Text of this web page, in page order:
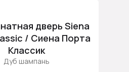
дверь Siena
/ Сиена Порта
Классик
Дуб шампань